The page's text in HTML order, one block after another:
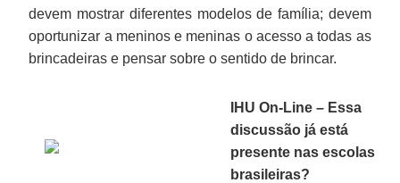
devem mostrar diferentes modelos de família; devem
oportunizar a meninos e meninas o acesso a todas as
brincadeiras e pensar sobre o sentido de brincar.
IHU On-Line – Essa
discussão já está
presente nas escolas
brasileiras?